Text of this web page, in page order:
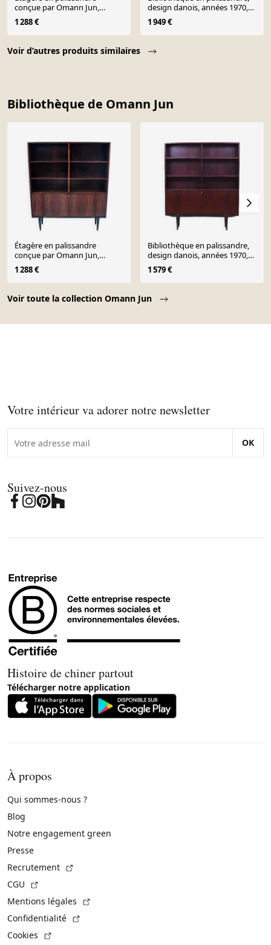
Voir d’autres produits similaires
conçue par Omann Jun,
Danemark, années 1960.
Après rénovation.
1 288 €
design danois, années 1970,
fabriquée par Hundevad.
1 949 €
Bibliothèque de Omann Jun
Voir toute la collection Omann Jun
Étagère en palissandre
conçue par Omann Jun,
Danemark, années 1960.
Après rénovation.
1 288 €
Bibliothèque en palissandre,
design danois, années 1970,
fabricant : Omann Jun
1 579 €
Votre intérieur va adorer notre newsletter
OK
Suivez-nous
Histoire de chiner partout
Télécharger notre application
À propos
Qui sommes-nous ?
Blog
Notre engagement green
Presse
Recrutement
CGU
Mentions légales
Confidentialité
Cookies